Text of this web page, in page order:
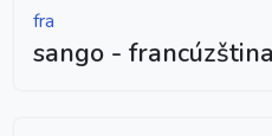
fra
sango - francúzština